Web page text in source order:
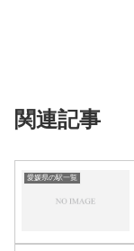
関連記事
愛媛県の駅一覧